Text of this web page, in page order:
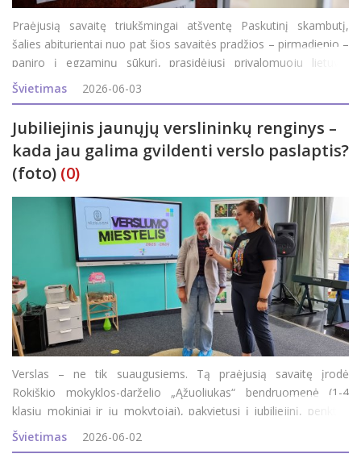
Praėjusią savaitę triukšmingai atšventę Paskutinį skambutį,
šalies abiturientai nuo pat šios savaitės pradžios – pirmadienio –
paniro į egzaminų sūkurį, prasidėjusį privalomuoju lietuvių
kalbos ir literatūros egzaminu. Šiandien abiturientai laikė geogra
Švietimas 2026-06-03
Jubiliejinis jaunųjų verslininkų renginys –
kada jau galima gvildenti verslo paslaptis?
(foto) (0)
Verslas – ne tik suaugusiems. Tą praėjusią savaitę įrodė
Rokiškio mokyklos-darželio „Ąžuoliukas“ bendruomenė (1-4
klasių mokiniai ir jų mokytojai), pakvietusi į jubiliejinį, penktus
metus iš eilės pavasarį organizuojamą renginį „Verslumo
miestelis“. Jubil
Švietimas 2026-06-02